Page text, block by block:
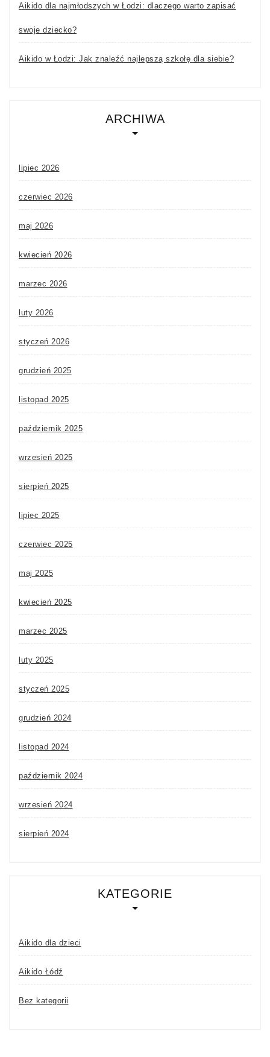
Aikido dla najmłodszych w Łodzi: dlaczego warto zapisać
swoje dziecko?
Aikido w Łodzi: Jak znaleźć najlepszą szkołę dla siebie?
ARCHIWA
lipiec 2026
czerwiec 2026
maj 2026
kwiecień 2026
marzec 2026
luty 2026
styczeń 2026
grudzień 2025
listopad 2025
październik 2025
wrzesień 2025
sierpień 2025
lipiec 2025
czerwiec 2025
maj 2025
kwiecień 2025
marzec 2025
luty 2025
styczeń 2025
grudzień 2024
listopad 2024
październik 2024
wrzesień 2024
sierpień 2024
KATEGORIE
Aikido dla dzieci
Aikido Łódź
Bez kategorii